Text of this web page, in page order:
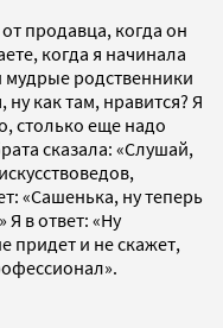
продавца, когда он
когда я начинала
мудрые родственники
как там, нравится? Я
столько еще надо
сказала: «Слушай,
«Сашенька, ну теперь
Я в ответ: «Ну
придет и не скажет,